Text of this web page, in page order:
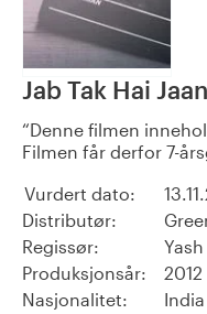
Jab Tak Hai Jaan
Denne filmen
Filmen får derfor 7-
Vurdert dato:
Distributør:
Regissør:
Produksjonsår:
2012
Nasjonalitet:
India